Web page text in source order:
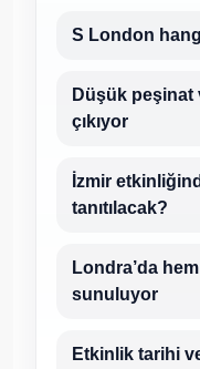
S London
Düşük peşinat
çıkıyor
İzmir
tanıtılacak?
Londra’da
sunuluyor
Etkinlik tarihi